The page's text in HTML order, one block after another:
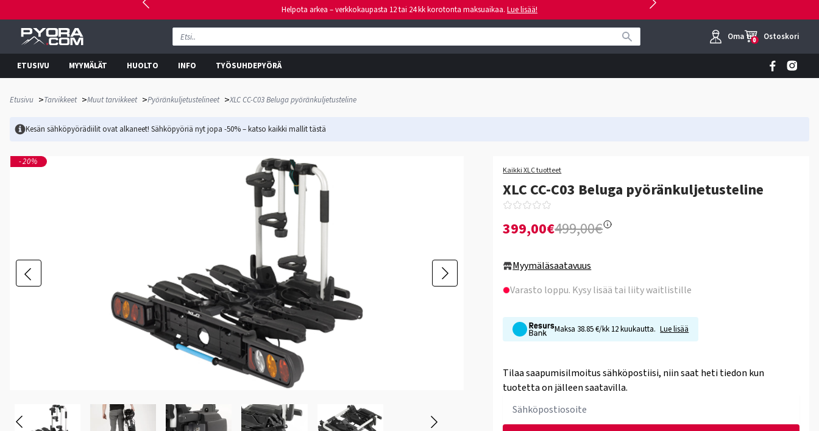
Helpota arkea – verkkokaupasta 12 tai 24 kk korotonta maksuaikaa. Lue lisää!
Oma tili
0 Ostoskori
ETUSIVU MYYMÄLÄT HUOLTO INFO TYÖSUHDEPYÖRÄ
Etusivu >Tarvikkeet >Muut tarvikkeet >Pyöränkuljetustelineet >XLC CC-C03 Beluga pyöränkuljetusteline
Kesän sähköpyörädiilit ovat alkaneet! Sähköpyöriä nyt jopa -50% – katso kaikki mallittästä
-20%
Kaikki XLC tuotteet
XLC CC-C03 Beluga pyöränkuljetusteline
399,00€499,00€
Myymäläsaatavuus
Varasto loppu. Kysy lisää tai liity waitlistille
Maksa 38.85 €/kk 12 kuukautta. Lue lisää
Tilaa saapumisilmoitus sähköpostiisi, niin saat heti tiedon kun
tuotetta on jälleen saatavilla.